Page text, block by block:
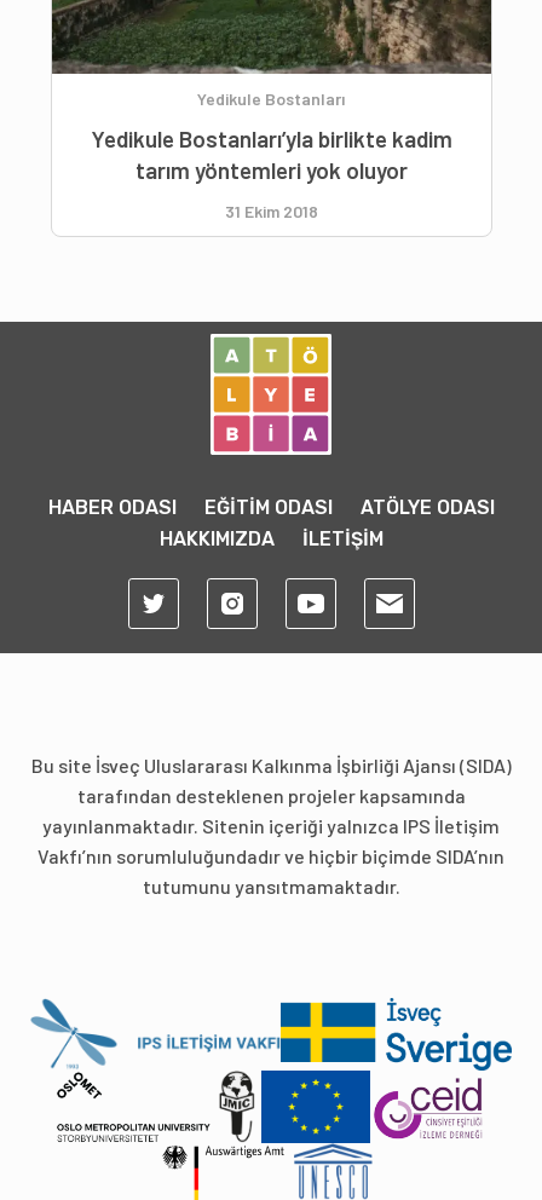
Yedikule Bostanları
Yedikule Bostanları’yla birlikte kadim
tarım yöntemleri yok oluyor
31 Ekim 2018
HABER ODASI EĞİTİM ODASI
ATÖLYE ODASI
HAKKIMIZDA
İLETİŞİM
Bu site İsveç Uluslararası Kalkınma İşbirliği Ajansı (SIDA)
tarafından desteklenen projeler kapsamında
yayınlanmaktadır. Sitenin içeriği yalnızca IPS İletişim
Vakfı’nın sorumluluğundadır ve hiçbir biçimde SIDA’nın
tutumunu yansıtmamaktadır.